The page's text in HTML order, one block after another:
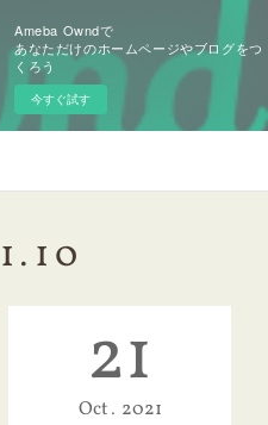
Ameba Owndで
あなただけのホームページやブログをつ
くろう
今すぐ試す
. 10
21
Oct 2021